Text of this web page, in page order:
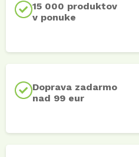
15 000 produktov
v ponuke
Doprava zadarmo
nad 99 eur